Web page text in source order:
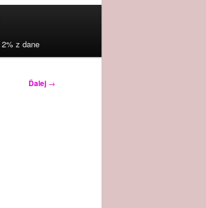
2% z dane
Ďalej →